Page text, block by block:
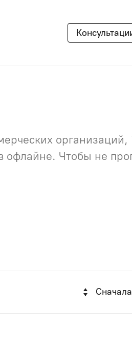
офлайне. Чтобы не